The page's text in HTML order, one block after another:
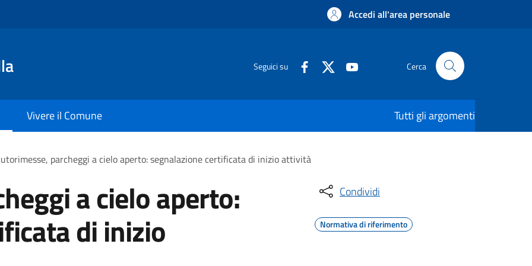
Accedi all'area personale
Seguici su Cerca
Vivere il Comune Tutti gli argomenti
parcheggi a cielo aperto: segnalazione certificata di inizio attività
a cielo aperto:
di inizio
Condividi
Normativa di riferimento